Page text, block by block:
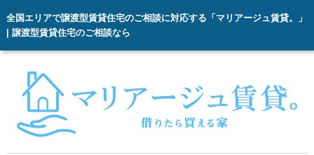
全国エリアで譲渡型賃貸住宅のご相談に対応する「マリアージュ賃貸。」
| 譲渡型賃貸住宅のご相談なら